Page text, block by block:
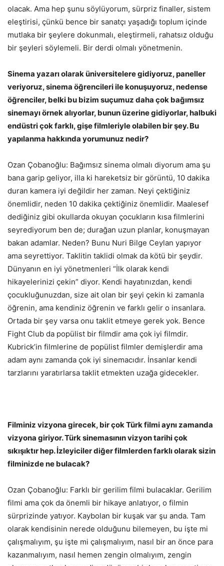
olacak. Ama hep şunu söylüyorum, sürpriz finaller, sistem
eleştirisi, çünkü bence bir sanatçı yaşadığı toplum içinde
mutlaka bir şeylere dokunmalı, eleştirmeli, rahatsız olduğu
bir şeyleri söylemeli. Bir derdi olmalı yönetmenin.
Sinema yazarı olarak üniversitelere gidiyoruz, paneller
veriyoruz, sinema öğrencileri ile konuşuyoruz, nedense
öğrenciler, belki bu bizim suçumuz daha çok bağımsız
sinemayı örnek alıyorlar, bunun üzerine gidiyorlar, halbuki
endüstri çok farklı, gişe filmleriyle olabilen bir şey. Bu
yapılanma hakkında yorumunuz nedir?
Ozan Çobanoğlu: Bağımsız sinema olmalı diyorum ama şu
bana garip geliyor, illa ki hareketsiz bir görüntü, 10 dakika
duran kamera iyi değildir her zaman. Neyi çektiğiniz
önemlidir, neden 10 dakika çektiğiniz önemlidir. Maalesef
dediğiniz gibi okullarda okuyan çocukların kısa filmlerini
seyrediyorum ben de; durağan uzun planlar, konuşmayan
bakan adamlar. Neden? Bunu Nuri Bilge Ceylan yapıyor
ama seyrettiyor. Taklitin taklidi olmak da kötü bir şeydir.
Dünyanın en iyi yönetmenleri “İlk olarak kendi
hikayelerinizi çekin” diyor. Kendi hayatınızdan, kendi
çocukluğunuzdan, size ait olan bir şeyi çekin ki zamanla
öğrenin, ama kendiniz öğrenin ve farklı gelir o insanlara.
Ortada bir şey varsa onu taklit etmeye gerek yok. Bence
Fight Club da popülist bir filmdir ama çok iyi filmdir.
Kubrick’in filmlerine de popülist filmler demişlerdir ama
adam aynı zamanda çok iyi sinemacıdır. İnsanlar kendi
tarzlarını yaratırlarsa taklit etmekten uzağa gidecekler.
Filminiz vizyona girecek, bir çok Türk filmi aynı zamanda
vizyona giriyor. Türk sinemasının vizyon tarihi çok
sıkışıktır hep. İzleyiciler diğer filmlerden farklı olarak sizin
filminizde ne bulacak?
Ozan Çobanoğlu: Farklı bir gerilim filmi bulacaklar. Gerilim
filmi ama çok da önemli bir hikaye anlatıyor, o filmin
sürprizinde yatıyor. Kaybolan bir kuşak var şu anda. Tam
olarak kendisinin nerede olduğunu bilemeyen, bu işte mi
çalışmalıyım, şu işte mi çalışmalıyım, nasıl bir an önce para
kazanmalıyım, nasıl hemen zengin olmalıyım, zengin